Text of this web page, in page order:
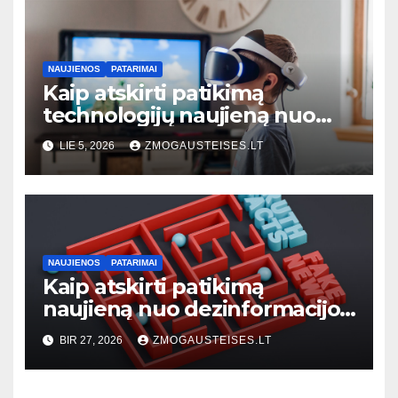
NAUJIENOS PATARIMAI
Kaip atskirti patikimą
technologijų naujieną nuo
klaidinančios: 7 praktiniai
požymiai
LIE 5, 2026 ZMOGAUSTEISES.LT
NAUJIENOS PATARIMAI
Kaip atskirti patikimą
naujieną nuo dezinformacijos:
praktinis vadovas kiekvienam
skaitytojui
BIR 27, 2026 ZMOGAUSTEISES.LT